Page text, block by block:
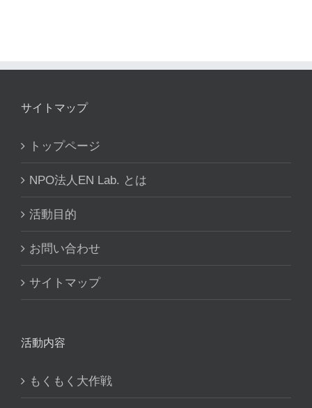
サイトマップ
トップページ
NPO法人EN Lab. とは
活動目的
お問い合わせ
サイトマップ
活動内容
もくもく大作戦